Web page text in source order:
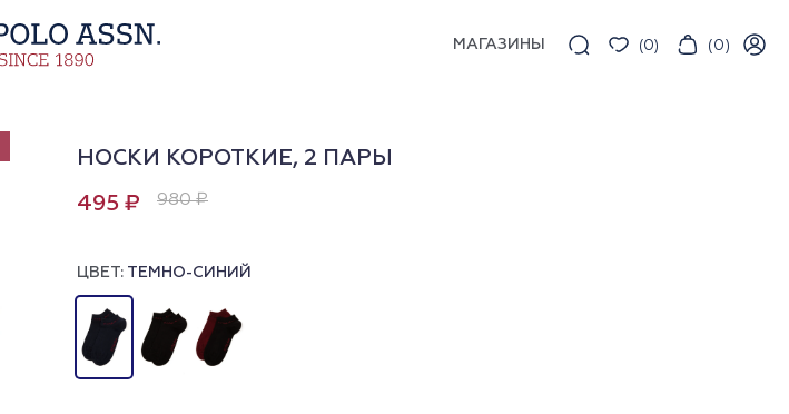
МАГАЗИНЫ (0) (0)
НОСКИ КОРОТКИЕ, 2 ПАРЫ
495 ₽ 980 ₽
ЦВЕТ: ТЕМНО-СИНИЙ